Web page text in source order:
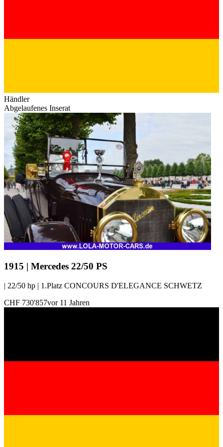
Händler
Abgelaufenes Inserat
1915 | Mercedes 22/50 PS
| 22/50 hp | 1.Platz CONCOURS D'ELEGANCE SCHWETZ
CHF 730'857vor 11 Jahren